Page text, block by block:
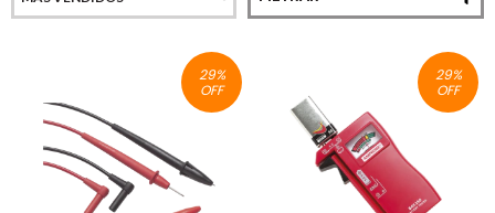
29%
OFF
29%
OFF